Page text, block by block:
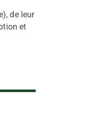
de leur
et